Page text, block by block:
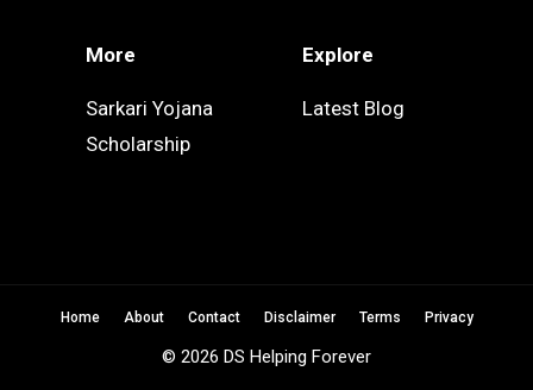
More
Sarkari Yojana
Scholarship
Explore
Latest Blog
Home About Contact Disclaimer Terms Privacy
© 2026 DS Helping Forever